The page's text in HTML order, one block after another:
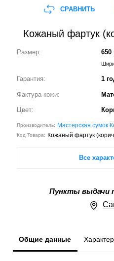
Кожаный фартук
Размер: 650
Гарантия: 1
Фактура кожи:
Цвет:
Производитель: Мастерская сумок
Код Товара: Кожаный фартук
Все
Пункты выдачи
СРАВНИТЬ
Общие данные